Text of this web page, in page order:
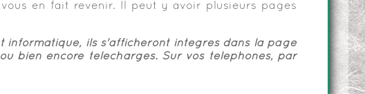
en fait revenir. Il peut y avoir plusieurs pages
informatique, ils s'afficheront intégrés dans la page
bien encore téléchargés. Sur vos téléphones, par